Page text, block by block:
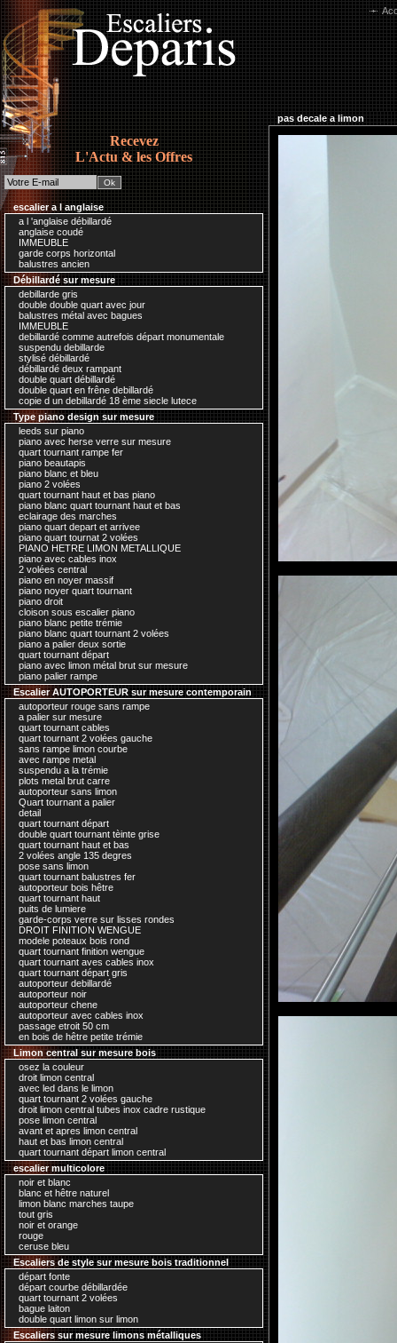
Recevez
L'Actu & les Offres
escalier a l anglaise
a l 'anglaise débillardé
anglaise coudé
IMMEUBLE
garde corps horizontal
balustres ancien
Débillardé sur mesure
debillarde gris
double double quart avec jour
balustres métal avec bagues
IMMEUBLE
debillardé comme autrefois départ monumentale
suspendu debillarde
stylisé débillardé
débillardé deux rampant
double quart débillardé
double quart en frêne debillardé
copie d un debillardé 18 ème siecle lutece
Type piano design sur mesure
leeds sur piano
piano avec herse verre sur mesure
quart tournant rampe fer
piano beautapis
piano blanc et bleu
piano 2 volées
quart tournant haut et bas piano
piano blanc quart tournant haut et bas
eclairage des marches
piano quart depart et arrivee
piano quart tournat 2 volées
PIANO HETRE LIMON METALLIQUE
piano avec cables inox
2 volées central
piano en noyer massif
piano noyer quart tournant
piano droit
cloison sous escalier piano
piano blanc petite trémie
piano blanc quart tournant 2 volées
piano a palier deux sortie
quart tournant départ
piano avec limon métal brut sur mesure
piano palier rampe
Escalier AUTOPORTEUR sur mesure contemporain
autoporteur rouge sans rampe
a palier sur mesure
quart tournant cables
quart tournant 2 volées gauche
sans rampe limon courbe
avec rampe metal
suspendu a la trémie
plots metal brut carre
autoporteur sans limon
Quart tournant a palier
detail
quart tournant départ
double quart tournant tèinte grise
quart tournant haut et bas
2 volées angle 135 degres
pose sans limon
quart tournant balustres fer
autoporteur bois hêtre
quart tournant haut
puits de lumiere
garde-corps verre sur lisses rondes
DROIT FINITION WENGUE
modele poteaux bois rond
quart tournant finition wengue
quart tournant aves cables inox
quart tournant départ gris
autoporteur debillardé
autoporteur noir
autoporteur chene
autoporteur avec cables inox
passage etroit 50 cm
en bois de hêtre petite trémie
Limon central sur mesure bois
osez la couleur
droit limon central
avec led dans le limon
quart tournant 2 volées gauche
droit limon central tubes inox cadre rustique
pose limon central
avant et apres limon central
haut et bas limon central
quart tournant départ limon central
escalier multicolore
noir et blanc
blanc et hêtre naturel
limon blanc marches taupe
tout gris
noir et orange
rouge
ceruse bleu
Escaliers de style sur mesure bois traditionnel
départ fonte
départ courbe débillardée
quart tournant 2 volées
bague laiton
double quart limon sur limon
Escaliers sur mesure limons métalliques
pas decale a limon